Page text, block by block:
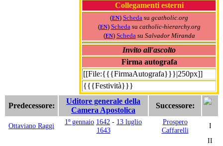
Collegamenti esterni
(EN) Scheda su gcatholic.org
(EN) Scheda su catholic-hierarchy.org
(EN) Scheda su Salvador Miranda
Invito all'ascolto
Firma autografa
[[File:{{{FirmaAutografa}}}|250px]]
{{{Festività}}}
Predecessore:
Uditore generale della
Camera Apostolica
Successore:
Ottaviano Raggi 1º gennaio 1642 - 13 luglio
1643
Prospero
Caffarelli
I
II